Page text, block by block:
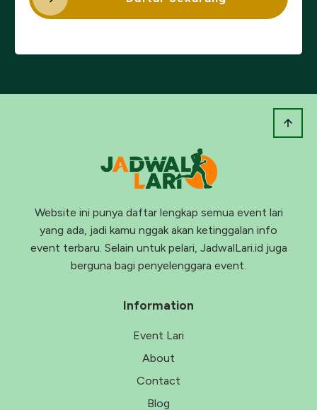
Website ini punya daftar lengkap semua event lari
yang ada, jadi kamu nggak akan ketinggalan info
event terbaru. Selain untuk pelari, JadwalLari.id juga
berguna bagi penyelenggara event.
Information
Event Lari
About
Contact
Blog